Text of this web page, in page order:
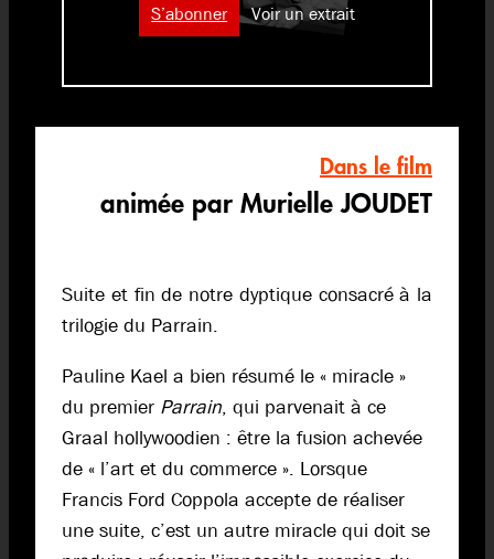
S’abonner Voir un extrait
Dans le film
animée par Murielle JOUDET
Suite et fin de notre dyptique consacré à la
trilogie du Parrain.
Pauline Kael a bien résumé le « miracle »
du premier Parrain, qui parvenait à ce
Graal hollywoodien : être la fusion achevée
de « l’art et du commerce ». Lorsque
Francis Ford Coppola accepte de réaliser
une suite, c’est un autre miracle qui doit se